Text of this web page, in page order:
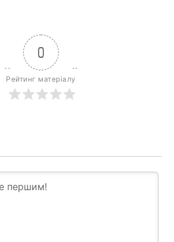
0
Рейтинг матеріалу